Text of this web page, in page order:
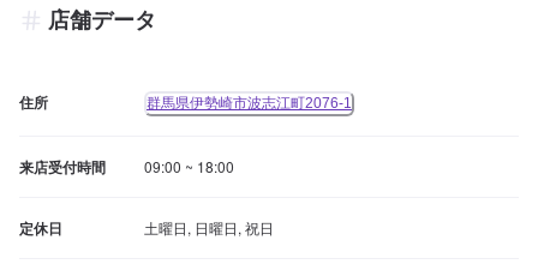
店舗データ
住所 群馬県伊勢崎市波志江町2076-1
来店受付時間 09:00 ~ 18:00
定休日 土曜日, 日曜日, 祝日